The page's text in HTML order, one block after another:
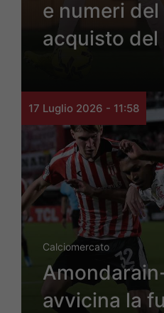
e numeri
acquisto del
17 Luglio 2026 - 11:58
Calciomercato
avvicina la